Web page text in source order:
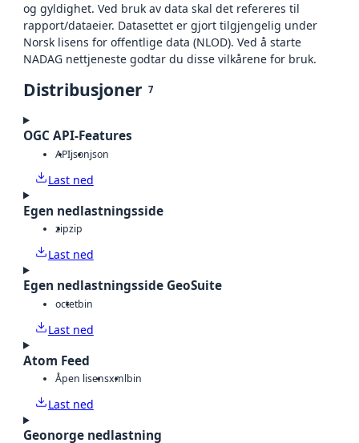
og gyldighet. Ved bruk av data skal det refereres til
rapport/dataeier. Datasettet er gjort tilgjengelig under
Norsk lisens for offentlige data (NLOD). Ved å starte
NADAG nettjeneste godtar du disse vilkårene for bruk.
Distribusjoner 7
OGC API-Features
APIjsonjson
Last ned
Egen nedlastningsside
zipzip
Last ned
Egen nedlastningsside GeoSuite
octetbin
Last ned
Atom Feed
Åpen lisensxmlbin
Last ned
Geonorge nedlastning